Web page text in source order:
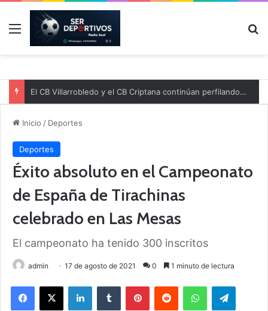
Menú
El CB Villarrobledo y el CB Criptana continúan perfilando sus plantillas
Inicio / Deportes
Deportes
Éxito absoluto en el Campeonato
de España de Tirachinas
celebrado en Las Mesas
El campeonato ha tenido 300 inscritos
admin 17 de agosto de 2021 0 1 minuto de lectura